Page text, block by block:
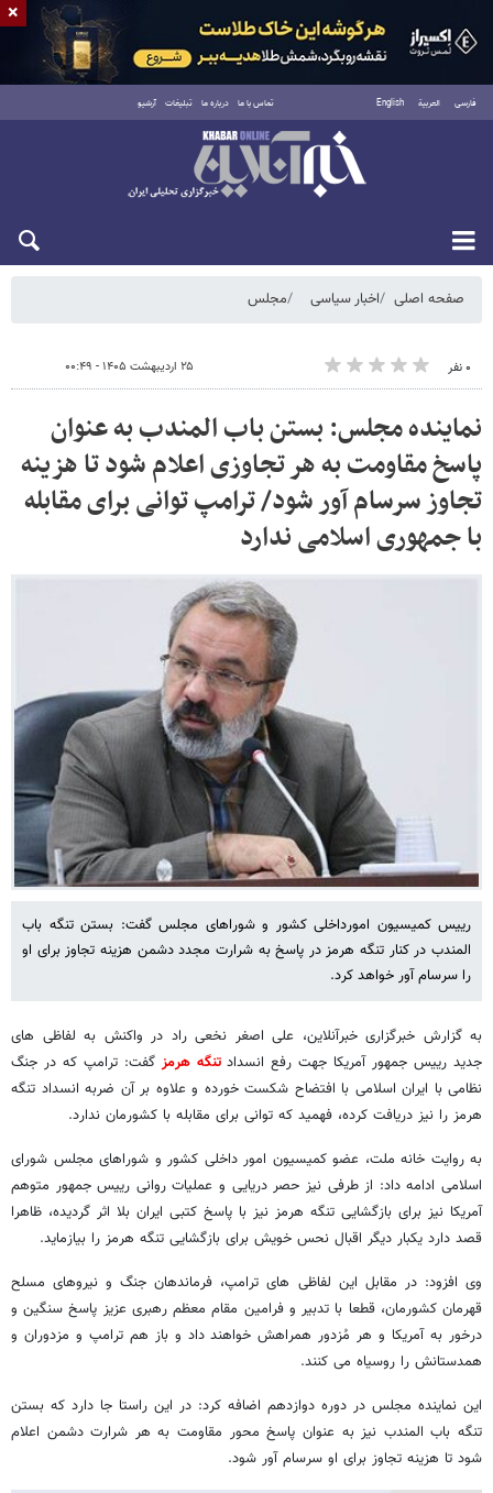
فارسی العربية English تماس با ما درباره ما تبلیغات آرشیو
جمعه ۱۶ مرداد ۱۴۰۵
صفحه اصلی اخبار سیاسی مجلس
۰ نفر ۲۵ اردیبهشت ۱۴۰۵ - ۰۰:۴۹
نماینده مجلس: بستن باب المندب به عنوان
پاسخ مقاومت به هر تجاوزی اعلام شود تا هزینه
تجاوز سرسام آور شود/ ترامپ توانی برای مقابله
با جمهوری اسلامی ندارد
رییس کمیسیون امورداخلی کشور و شوراهای مجلس گفت: بستن تنگه باب
المندب در کنار تنگه هرمز در پاسخ به شرارت‌ مجدد دشمن هزینه تجاوز برای او
را سرسام آور خواهد کرد.
به گزارش خبرگزاری خبرآنلاین، علی اصغر نخعی راد در واکنش به لفاظی های
جدید رییس جمهور آمریکا جهت رفع انسدادتنگه هرمزگفت: ترامپ که در جنگ
نظامی با ایران اسلامی با افتضاح شکست خورده و علاوه بر آن ضربه انسداد تنگه
هرمز را نیز دریافت کرده، فهمید که توانی برای مقابله با کشورمان ندارد.
به روایت خانه ملت، عضو کمیسیون امور داخلی کشور و شوراهای مجلس شورای
اسلامی ادامه داد: از طرفی نیز حصر دریایی و عملیات روانی رییس جمهور متوهم
آمریکا نیز برای بازگشایی تنگه هرمز نیز با پاسخ کتبی ایران بلا اثر گردیده، ظاهرا
قصد دارد یکبار دیگر اقبال نحس خویش برای بازگشایی تنگه هرمز را بیازماید.
وی افزود: در مقابل این لفاظی های ترامپ، فرماندهان جنگ و نیروهای مسلح
قهرمان کشورمان، قطعا با تدبیر و فرامین مقام معظم رهبری عزیز پاسخ سنگین و
درخور به آمریکا و هر مُزدور همراهش خواهند داد و باز هم ترامپ و مزدوران و
همدستانش را روسیاه می کنند.
این نماینده مجلس در دوره دوازدهم اضافه کرد: در این راستا جا دارد که بستن
تنگه باب المندب نیز به عنوان پاسخ محور مقاومت به هر شرارت‌ دشمن اعلام
شود تا هزینه تجاوز برای او سرسام آور شود.
×